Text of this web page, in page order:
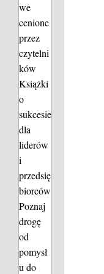
we
cenione
przez
czytelni
ków
Książki
o
sukcesie
dla
liderów
i
przedsię
biorców
Poznaj
drogę
od
pomysł
u do